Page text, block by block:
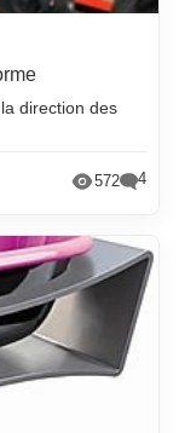
direction des
572 4